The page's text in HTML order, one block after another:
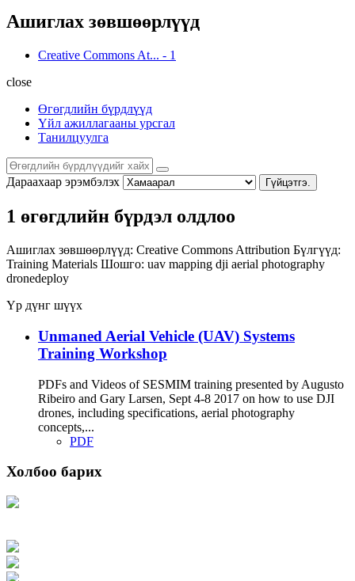
Ашиглах зөвшөөрлүүд
Creative Commons At... - 1
close
Өгөгдлийн бүрдлүүд
Үйл ажиллагааны урсгал
Танилцуулга
Дараахаар эрэмбэлэх Гүйцэтгэ.
1 өгөгдлийн бүрдэл олдлоо
Ашиглах зөвшөөрлүүд: Creative Commons Attribution Бүлгүүд:
Training Materials Шошго: uav mapping dji aerial photography
dronedeploy
Үр дүнг шүүх
Unmaned Aerial Vehicle (UAV) Systems
Training Workshop
PDFs and Videos of SESMIM training presented by Augusto
Ribeiro and Gary Larsen, Sept 4-8 2017 on how to use DJI
drones, including specifications, aerial photography
concepts,...
PDF
Холбоо барих